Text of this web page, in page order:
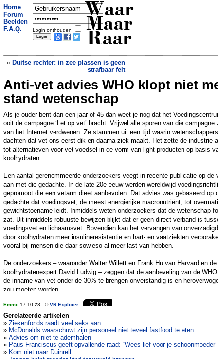
Home
Forum
Beelden
F.A.Q.
Login onthouden
Waar
Maar
Raar
« Duitse rechter: in zee plassen is geen
strafbaar feit
Veroordeelde IS'er werkte jaar lang voor
Vluchtelingenwerk»
Anti-vet advies WHO klopt niet
stand wetenschap
Als je ouder bent dan een jaar of 45 dan weet je nog dat het
ooit de campagne ‘Let op vet’ bracht. Vrijwel alle sporen van die campagne
van het Internet verdwenen. Ze stammen uit een tijd waarin
dachten dat vet ons eerst dik en daarna ziek maakt. Het zette de industrie
tot alternatieven voor vet voedsel in de vorm van light producten op basis
koolhydraten.
Een aantal gerenommeerde onderzoekers veegt in recente publicatie op de
aan met die gedachte. In de late 20e eeuw werden wereldwijd
gepromoot die een vetarm dieet aanbevolen. Dat advies was gebaseerd op
gedachte dat voedingsvet, de meest energierijke macronutriënt, tot
gewichtstoename leidt. Inmiddels weten onderzoekers dat de wetenschap
zat. Uit inmiddels robuuste bewijzen blijkt dat er geen direct verband is
voedingsvet en lichaamsvet. Bovendien kan het vervangen van
door koolhydraten meer insulineresistentie en hart- en vaatziekten
vooral bij mensen die daar sowieso al meer last van hebben.
De onderzoekers – waaronder Walter Willett en Frank Hu van Harvard en de
koolhydratenexpert David Ludwig – zeggen dat de aanbeveling van de
de inname van vet onder de 30% te brengen onverstandig is en
zou moeten worden.
Emmo 17-10-23 - ©VN Explorer
Gerelateerde artikelen
» Ziekenfonds raadt veel seks aan
» McDonalds waarschuwt zijn personeel niet teveel fastfood te eten
» Advies om niet te ademhalen
» Paus Franciscus geeft opvallende raad: “Wees lief voor je schoonmoeder”
» Kom niet naar Duinrell